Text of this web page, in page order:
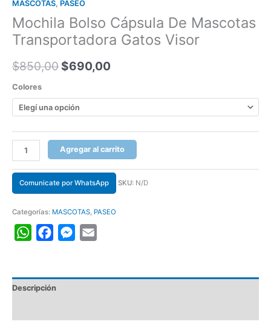
MASCOTAS, PASEO
Mochila Bolso Cápsula De Mascotas
Transportadora Gatos Visor
$850,00 $690,00
Colores
Agregar al carrito
Comunicate por WhatsApp SKU: N/D
Categorías: MASCOTAS, PASEO
WhatsAppFacebookMessenger
Descripción